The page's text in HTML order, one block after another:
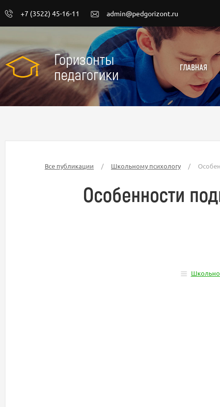
+7 (3522) 45-16-11 admin@pedgorizont.ru
Горизонты
педагогики
ГЛАВНАЯ
Все публикации / Школьному психологу /
Особенности